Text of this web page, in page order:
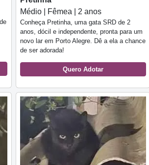
Médio | Fêmea | 2 anos
Conheça Pretinha, uma gata SRD de 2
anos, dócil e independente, pronta para um
novo lar em Porto Alegre. Dê a ela a chance
de ser adorada!
Quero Adotar